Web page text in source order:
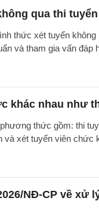
qua thi
thức xét tuyển
và tham gia vấn đáp
khác nhau như
thức gồm: thi
và xét tuyển viên chức
NĐ-CP về xử